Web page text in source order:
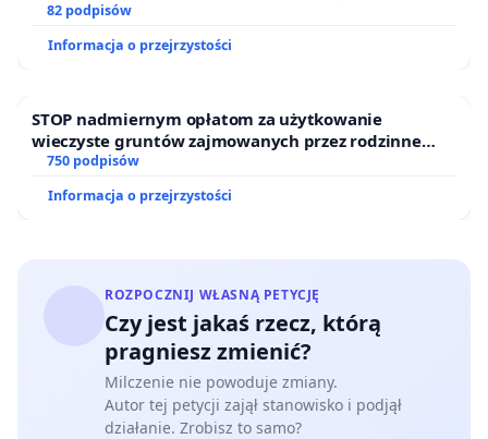
oraz programów profilaktycznych.
82 podpisów
Informacja o przejrzystości
STOP nadmiernym opłatom za użytkowanie
wieczyste gruntów zajmowanych przez rodzinne
ogrody działkowe.
750 podpisów
Informacja o przejrzystości
ROZPOCZNIJ WŁASNĄ PETYCJĘ
Czy jest jakaś rzecz, którą
pragniesz zmienić?
Milczenie nie powoduje zmiany.
Autor tej petycji zajął stanowisko i podjął
działanie. Zrobisz to samo?